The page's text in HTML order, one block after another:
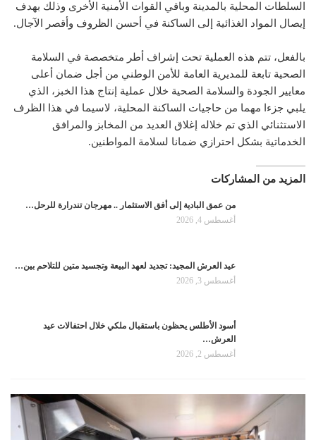
السلطات المحلية بالمدينة وباقي القوات الأمنية الأخرى وذلك بهدف
إيصال المواد الغذائية إلى الساكنة في أحسن الظروف وأقصر الآجال.
بالفعل، تتم هذه العملية تحت إشراف أطر متخصصة في السلامة
الصحية تابعة للمديرية العامة للأمن الوطني من أجل ضمان أعلى
معايير الجودة والسلامة الصحية خلال عملية إنتاج هذا الخبز، الذي
يلبي جزءا مهما من حاجيات الساكنة المحلية، لاسيما في هذا الظرف
الاستثنائي الذي تم خلاله إغلاق العديد من المخابز والمرافق
الخدماتية بشكل احترازي ضمانا لسلامة المواطنين.
المزيد من المشاركات
من عمق البادية إلى أفق الاستثمار .. مهرجان تندرارة للرحل…
أغسطس 4, 2026
عيد العرش المجيد: تجديد لعهد البيعة وتجسيد متين للتلاحم بين…
أغسطس 3, 2026
أسود الأطلس يحظون باستقبال ملكي خلال احتفالات عيد
العرش…
أغسطس 2, 2026